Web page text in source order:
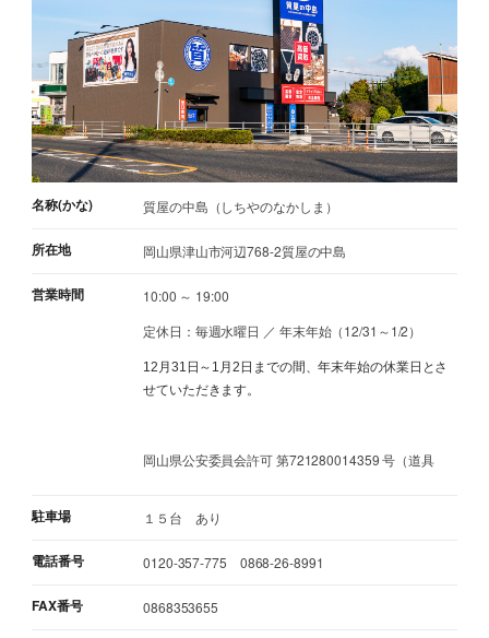
名称(かな) 質屋の中島（しちやのなかしま）
所在地 岡山県津山市河辺768-2質屋の中島
営業時間
10:00 ～ 19:00
定休日：毎週水曜日 ／ 年末年始（12/31～1/2）
12月31日～1月2日までの間、年末年始の休業日とさ
せていただきます。
岡山県公安委員会許可 第721280014359 号（道具
駐車場 １５台 あり
電話番号 0120-357-775 0868-26-8991
FAX番号 0868353655